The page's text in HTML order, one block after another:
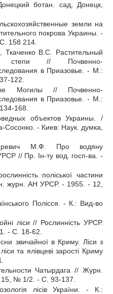
ботан. сад, Донецк,
земли на
покрова Украины. -
158 214.
В.С. Растительный
степи // Почвенно-
в Приазовье. - М.:
122.
Могилы // Почвенно-
в Приазовье. - М.:
168.
объектов Украины. /
- Киев: Наук. думка,
М.Ф. Про водяну
// Пр. Ін-ту вод. госп-ва. -
поліської частини
журн. АН УРСР. - 1955. - 12,
Полісся. - К.: Вид-во
ліси // Рослинність УРСР.
- С. 18-62.
звичайної в Криму. Ліси з
та ялівцеві зарості Криму
Чатырдага // Журн.
15, № 1/2. - С. 93-137.
лісів України. - К.: